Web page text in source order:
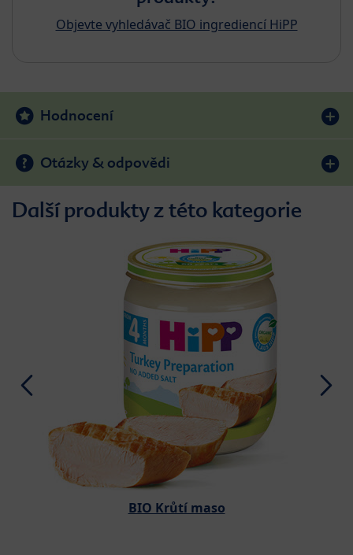
Objevte vyhledávač BIO ingrediencí HiPP
Hodnocení
Otázky & odpovědi
Další produkty z této kategorie
BIO Krůtí maso